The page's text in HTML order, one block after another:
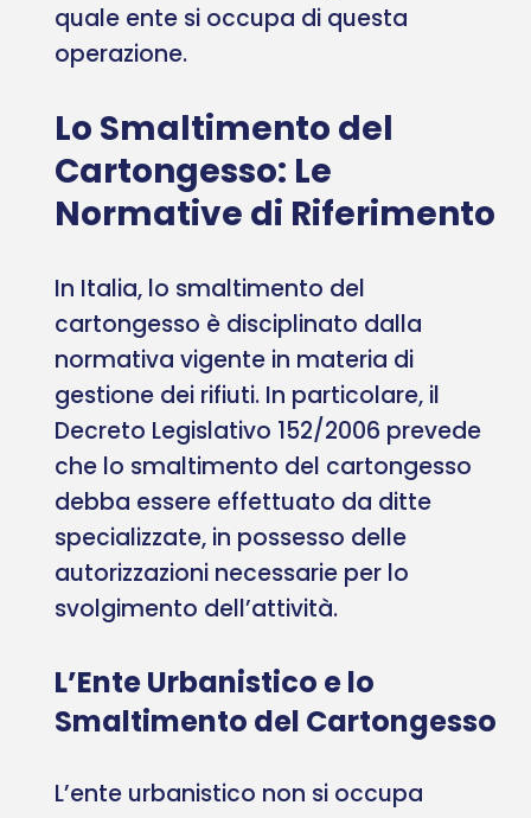
quale ente si occupa di questa
operazione.
Lo Smaltimento del
Cartongesso: Le
Normative di Riferimento
In Italia, lo smaltimento del
cartongesso è disciplinato dalla
normativa vigente in materia di
gestione dei rifiuti. In particolare, il
Decreto Legislativo 152/2006 prevede
che lo smaltimento del cartongesso
debba essere effettuato da ditte
specializzate, in possesso delle
autorizzazioni necessarie per lo
svolgimento dell’attività.
L’Ente Urbanistico e lo
Smaltimento del Cartongesso
L’ente urbanistico non si occupa